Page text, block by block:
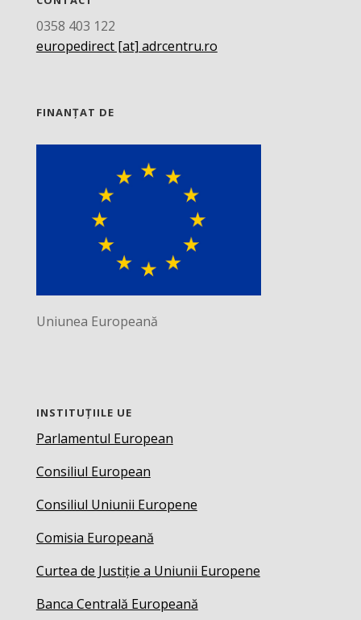
0358 403 122
europedirect [at] adrcentru.ro
FINANȚAT DE
Uniunea Europeană
INSTITUȚIILE UE
Parlamentul European
Consiliul European
Consiliul Uniunii Europene
Comisia Europeană
Curtea de Justiție a Uniunii Europene
Banca Centrală Europeană